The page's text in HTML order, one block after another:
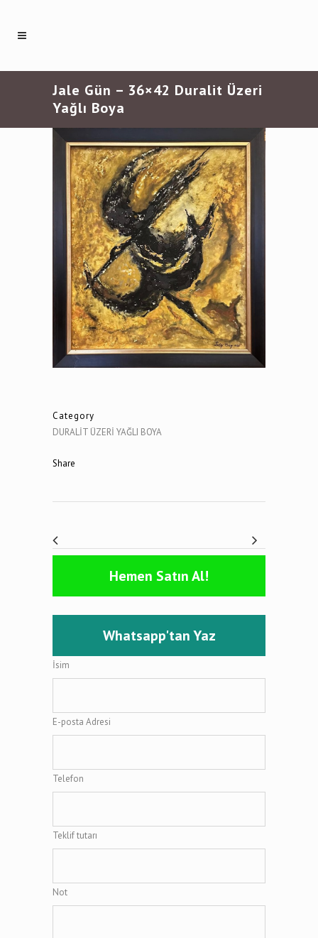
Jale Gün – 36×42 Duralit Üzeri
Yağlı Boya
Category
DURALİT ÜZERİ YAĞLI BOYA
Share
Hemen Satın Al!
Whatsapp'tan Yaz
İsim
E-posta Adresi
Telefon
Teklif tutarı
Not